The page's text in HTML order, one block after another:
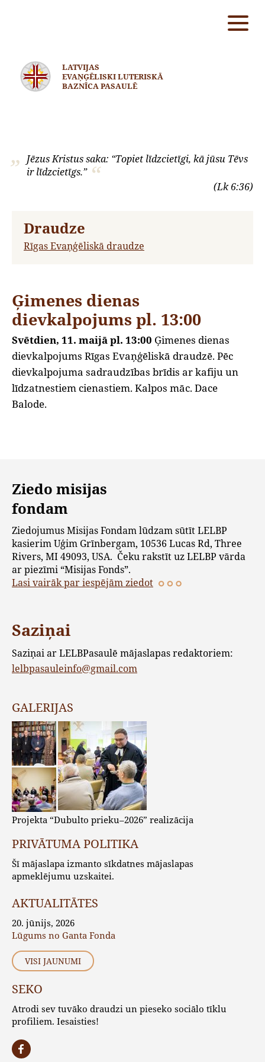
LATVIJAS
EVAŅĢĒLISKI LUTERISKĀ
BAZNĪCA PASAULĒ
Jēzus Kristus saka: “Topiet līdzcietīgi, kā jūsu Tēvs
ir līdzcietīgs.”
(Lk 6:36)
Draudze
Rīgas Evaņģēliskā draudze
Ģimenes dienas
dievkalpojums pl. 13:00
Svētdien, 11. maijā pl. 13:00 Ģimenes dienas
dievkalpojums Rīgas Evaņģēliskā draudzē. Pēc
dievkalpojuma sadraudzības brīdis ar kafiju un
līdzatnestiem cienastiem. Kalpos māc. Dace
Balode.
Ziedo misijas
fondam
Ziedojumus Misijas Fondam lūdzam sūtīt LELBP
kasierim Uģim Grīnbergam, 10536 Lucas Rd, Three
Rivers, MI 49093, USA. Čeku rakstīt uz LELBP vārda
ar piezīmi “Misijas Fonds”.
Lasi vairāk par iespējām ziedot
Saziņai
Saziņai ar LELBPasaulē mājaslapas redaktoriem:
lelbpasauleinfo@gmail.com
GALERIJAS
Projekta “Dubulto prieku–2026” realizācija
PRIVĀTUMA POLITIKA
Šī mājaslapa izmanto sīkdatnes mājaslapas
apmeklējumu uzskaitei.
AKTUALITĀTES
20. jūnijs, 2026
Lūgums no Ganta Fonda
VISI JAUNUMI
SEKO
Atrodi sev tuvāko draudzi un pieseko sociālo tīklu
profiliem. Iesaisties!